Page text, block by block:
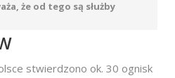
że od tego są służby
stwierdzono ok. 30 ognisk